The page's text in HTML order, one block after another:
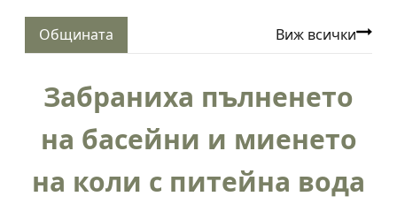
Общината Виж всички
Забраниха пълненето
на басейни и миенето
на коли с питейна вода